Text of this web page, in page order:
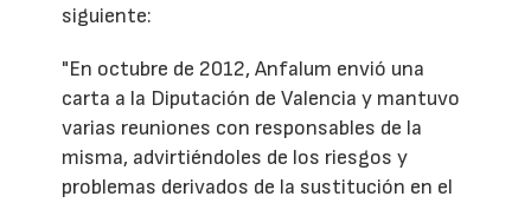
siguiente:
"En octubre de 2012, Anfalum envió una
carta a la Diputación de Valencia y mantuvo
varias reuniones con responsables de la
misma, advirtiéndoles de los riesgos y
problemas derivados de la sustitución en el